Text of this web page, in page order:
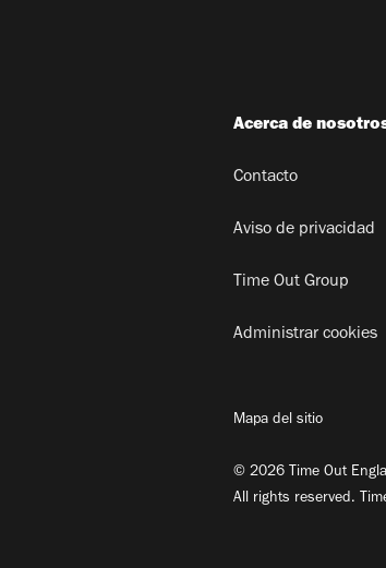
Acerca de
Contacto
Aviso de privacidad
Time Out Group
Administrar cookies
Mapa del sitio
© 2026 Time Out
All rights reserved.